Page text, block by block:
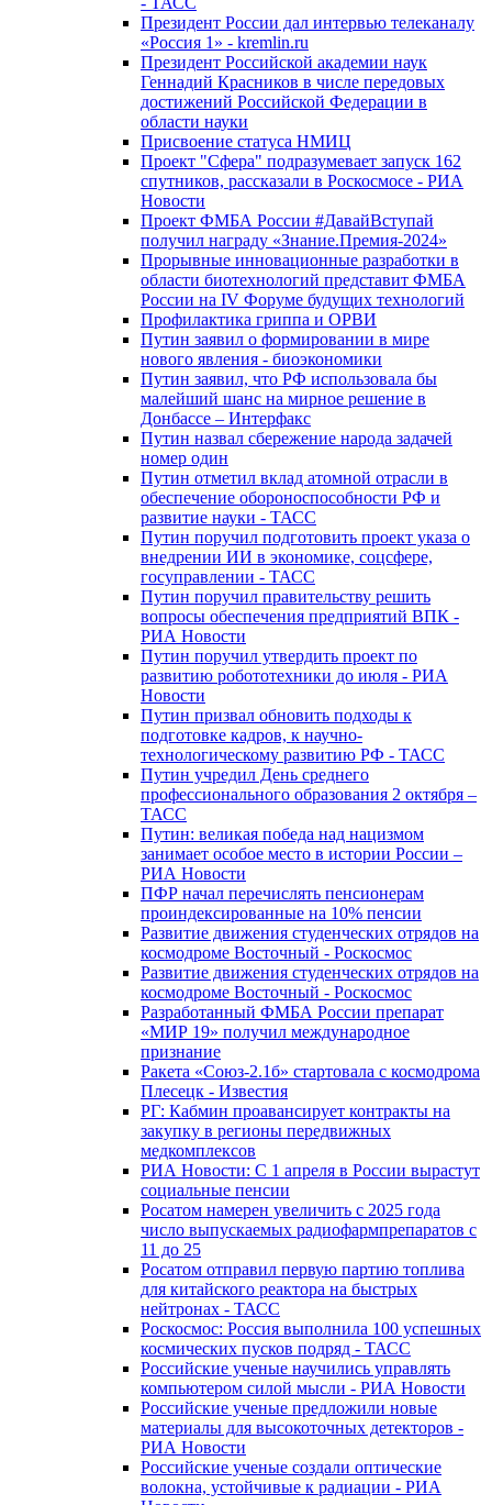
Президент России дал интервью телеканалу
«Россия 1» - kremlin.ru
Президент Российской академии наук
Геннадий Красников в числе передовых
достижений Российской Федерации в
области науки
Присвоение статуса НМИЦ
Проект "Сфера" подразумевает запуск 162
спутников, рассказали в Роскосмосе - РИА
Новости
Проект ФМБА России #ДавайВступай
получил награду «Знание.Премия-2024»
Прорывные инновационные разработки в
области биотехнологий представит ФМБА
России на IV Форуме будущих технологий
Профилактика гриппа и ОРВИ
Путин заявил о формировании в мире
нового явления - биоэкономики
Путин заявил, что РФ использовала бы
малейший шанс на мирное решение в
Донбассе – Интерфакс
Путин назвал сбережение народа задачей
номер один
Путин отметил вклад атомной отрасли в
обеспечение обороноспособности РФ и
развитие науки - ТАСС
Путин поручил подготовить проект указа о
внедрении ИИ в экономике, соцсфере,
госуправлении - ТАСС
Путин поручил правительству решить
вопросы обеспечения предприятий ВПК -
РИА Новости
Путин поручил утвердить проект по
развитию робототехники до июля - РИА
Новости
Путин призвал обновить подходы к
подготовке кадров, к научно-
технологическому развитию РФ - ТАСС
Путин учредил День среднего
профессионального образования 2 октября –
ТАСС
Путин: великая победа над нацизмом
занимает особое место в истории России –
РИА Новости
ПФР начал перечислять пенсионерам
проиндексированные на 10% пенсии
Развитие движения студенческих отрядов на
космодроме Восточный - Роскосмос
Развитие движения студенческих отрядов на
космодроме Восточный - Роскосмос
Разработанный ФМБА России препарат
«МИР 19» получил международное
признание
Ракета «Союз-2.1б» стартовала с космодрома
Плесецк - Известия
РГ: Кабмин проавансирует контракты на
закупку в регионы передвижных
медкомплексов
РИА Новости: С 1 апреля в России вырастут
социальные пенсии
Росатом намерен увеличить с 2025 года
число выпускаемых радиофармпрепаратов с
11 до 25
Росатом отправил первую партию топлива
для китайского реактора на быстрых
нейтронах - ТАСС
Роскосмос: Россия выполнила 100 успешных
космических пусков подряд - ТАСС
Российские ученые научились управлять
компьютером силой мысли - РИА Новости
Российские ученые предложили новые
материалы для высокоточных детекторов -
РИА Новости
Российские ученые создали оптические
волокна, устойчивые к радиации - РИА